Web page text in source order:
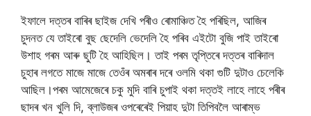
ইফালে দত্তৰ বাৰিৰ ছাইজ দেখি পৰীও ৰোমাঞ্চিত হৈ পৰিছিল, আজিৰ
চুদনত যে তাইৰো বুছ ছেদেলি ভেদেলি হৈ পৰিব এইটো বুজি পাই তাইৰো
উশাহ গৰম আৰু ছুটি হৈ আহিছিল। তাই পৰম তৃপ্তিৰে দত্তৰ বাৰিদাল
চুহাৰ লগতে মাজে মাজে তেওঁৰ অমৰাৰ দৰে ওলমি থকা গুটি দুটাও চেলেকি
আছিল।পৰম আমেজেৰে চকু মুদি বাৰি চুপাই থকা দত্তই লাহে লাহে পৰীৰ
ছাদৰ খন খুলি দি, ব্লাউজৰ ওপৰেৰেই পিয়াহ দুটা তিপিবলৈ আৰাম্ভ